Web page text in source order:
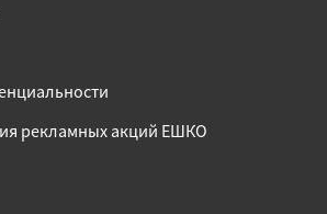
рекламных акций ЕШКО